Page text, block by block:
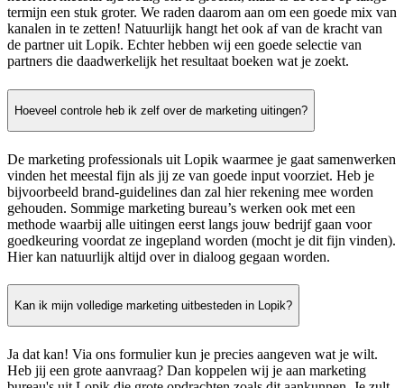
termijn een stuk groter. We raden daarom aan om een goede mix van
kanalen in te zetten! Natuurlijk hangt het ook af van de kracht van
de partner uit Lopik. Echter hebben wij een goede selectie van
partners die daadwerkelijk het resultaat boeken wat je zoekt.
Hoeveel controle heb ik zelf over de marketing uitingen?
De marketing professionals uit Lopik waarmee je gaat samenwerken
vinden het meestal fijn als jij ze van goede input voorziet. Heb je
bijvoorbeeld brand-guidelines dan zal hier rekening mee worden
gehouden. Sommige marketing bureau’s werken ook met een
methode waarbij alle uitingen eerst langs jouw bedrijf gaan voor
goedkeuring voordat ze ingepland worden (mocht je dit fijn vinden).
Hier kan natuurlijk altijd over in dialoog gegaan worden.
Kan ik mijn volledige marketing uitbesteden in Lopik?
Ja dat kan! Via ons formulier kun je precies aangeven wat je wilt.
Heb jij een grote aanvraag? Dan koppelen wij je aan marketing